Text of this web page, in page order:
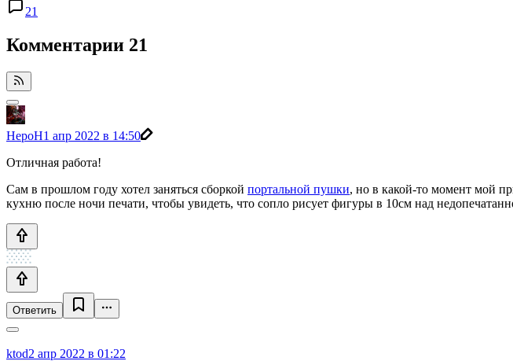
21
Комментарии 21
HepoH1 апр 2022 в 14:50
Отличная работа!
Сам в прошлом году хотел заняться сборкой портальной пушки, но в какой-то момент мой
кухню после ночи печати, чтобы увидеть, что сопло рисует фигуры в 10см над
Ответить
ktod2 апр 2022 в 01:22